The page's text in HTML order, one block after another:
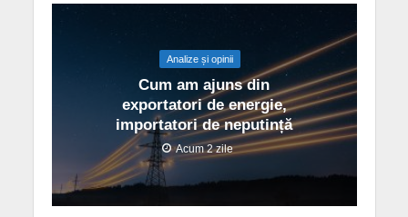
Analize și opinii
Cum am ajuns din
exportatori de energie,
importatori de neputință
Acum 2 zile